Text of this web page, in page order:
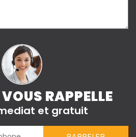
RAPPELLE
et gratuit